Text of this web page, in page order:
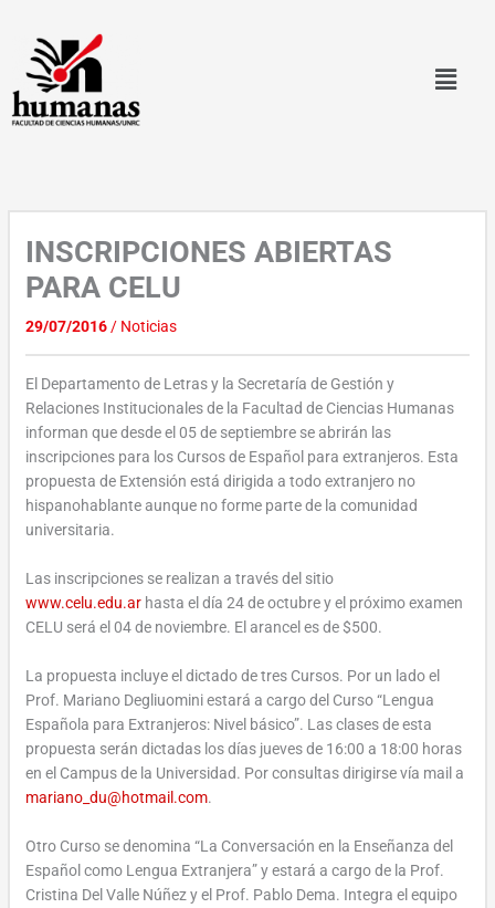
contenido
INSCRIPCIONES ABIERTAS
PARA CELU
29/07/2016/ Noticias
El Departamento de Letras y la Secretaría de Gestión y
Relaciones Institucionales de la Facultad de Ciencias Humanas
informan que desde el 05 de septiembre se abrirán las
inscripciones para los Cursos de Español para extranjeros. Esta
propuesta de Extensión está dirigida a todo extranjero no
hispanohablante aunque no forme parte de la comunidad
universitaria.
Las inscripciones se realizan a través del sitio
www.celu.edu.ar hasta el día 24 de octubre y el próximo examen
CELU será el 04 de noviembre. El arancel es de $500.
La propuesta incluye el dictado de tres Cursos. Por un lado el
Prof. Mariano Degliuomini estará a cargo del Curso “Lengua
Española para Extranjeros: Nivel básico”. Las clases de esta
propuesta serán dictadas los días jueves de 16:00 a 18:00 horas
en el Campus de la Universidad. Por consultas dirigirse vía mail a
mariano_du@hotmail.com.
Otro Curso se denomina “La Conversación en la Enseñanza del
Español como Lengua Extranjera” y estará a cargo de la Prof.
Cristina Del Valle Núñez y el Prof. Pablo Dema. Integra el equipo